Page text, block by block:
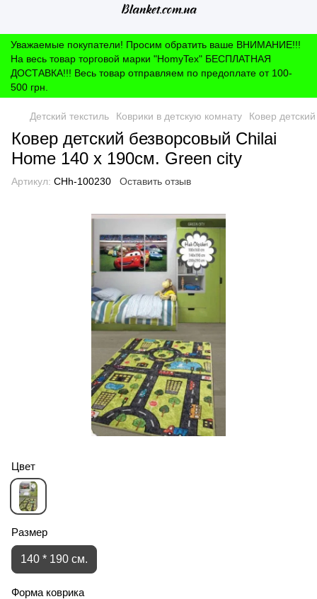
Уважаемые покупатели! Просим обратить ваше ВНИМАНИЕ!!!
На весь товар торговой марки "HomyTex" БЕСПЛАТНАЯ
ДОСТАВКА!!! Весь товар отправляем по предоплате от 100-
500 грн.
Детский текстиль Коврики в детскую комнату Ковер
Ковер детский безворсовый Chilai
Home 140 х 190см. Green city
Артикул: CHh-100230 Оставить отзыв
Цвет
Размер
140 * 190 см.
Форма коврика